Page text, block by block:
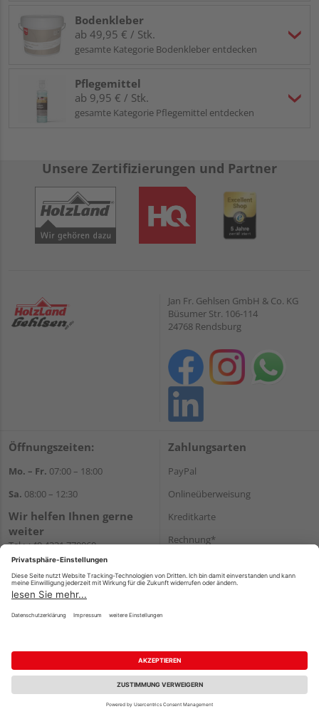
Bodenkleber
ab 49,95 € / Stk.
gesamte Kategorie Bodenkleber entdecken
Pflegemittel
ab 9,95 € / Stk.
gesamte Kategorie Pflegemittel entdecken
Unsere Zertifizierungen und Partner
Jan Fr. Gehlsen GmbH & Co. KG
Büsumer Str. 106-114
24768 Rendsburg
Öffnungszeiten:
Mo. – Fr. 07:00 – 18:00
Sa. 08:00 – 12:30
Wir helfen Ihnen gerne
weiter
Tel.:+49 4331 770060
E-Mail:onlineshop@gehlsen.de
WhatsApp
Zahlungsarten
PayPal
Onlineüberweisung
Kreditkarte
Rechnung*
Versand
Impressum AGB Widerruf
Datenschutz
Reservierungsbedingungen
Vertrag widerrufen